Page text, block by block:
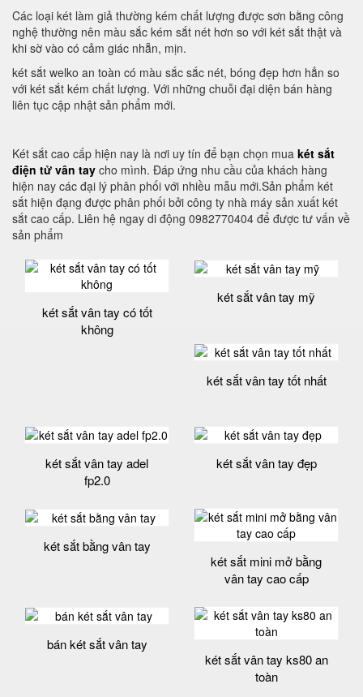
Các loại két làm giả thường kém chất lượng được sơn bằng công
nghệ thường nên màu sắc kém sắt nét hơn so với két sắt thật và
khi sờ vào có cảm giác nhẵn, mịn.
két sắt welko an toàn có màu sắc sắc nét, bóng đẹp hơn hẳn so
với két sắt kém chất lượng. Với những chuỗi đại diện bán hàng
liên tục cập nhật sản phẩm mới.
Két sắt cao cấp hiện nay là nơi uy tín để bạn chọn mua két sắt
điện tử vân tay cho mình. Đáp ứng nhu cầu của khách hàng
hiện nay các đại lý phân phối với nhiều mẫu mới.Sản phẩm két
sắt hiện đạng được phân phối bởi công ty nhà máy sản xuất két
sắt cao cấp. Liên hệ ngay di động 0982770404 để được tư vấn về
sản phẩm
két sắt vân tay có tốt
không
két sắt vân tay mỹ
két sắt vân tay tốt nhất
két sắt vân tay adel
fp2.0
két sắt vân tay đẹp
két sắt bằng vân tay
két sắt mini mở bằng
vân tay cao cấp
bán két sắt vân tay
két sắt vân tay ks80 an
toàn